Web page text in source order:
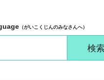
（がいこくじんのみなさんへ）